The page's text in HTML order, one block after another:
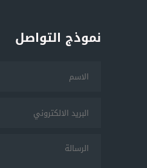
نموذج التواصل